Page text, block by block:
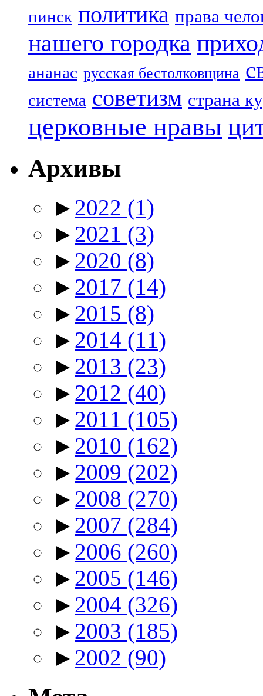
пинск политика права
нашего городка
ананас русская бестолковщина
система советизм страна
церковные нравы
Архивы
► 2022 (1)
► 2021 (3)
► 2020 (8)
► 2017 (14)
► 2015 (8)
► 2014 (11)
► 2013 (23)
► 2012 (40)
► 2011 (105)
► 2010 (162)
► 2009 (202)
► 2008 (270)
► 2007 (284)
► 2006 (260)
► 2005 (146)
► 2004 (326)
► 2003 (185)
► 2002 (90)